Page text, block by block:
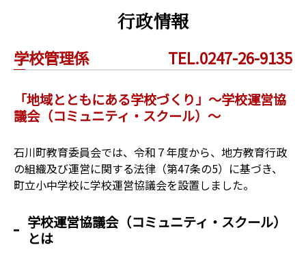
行政情報
学校管理係 TEL.0247-26-9135
「地域とともにある学校づくり」～学校運営協
議会（コミュニティ・スクール）～
石川町教育委員会では、令和７年度から、地方教育行政
の組織及び運営に関する法律（第47条の5）に基づき、
町立小中学校に学校運営協議会を設置しました。
学校運営協議会（コミュニティ・スクール）
とは